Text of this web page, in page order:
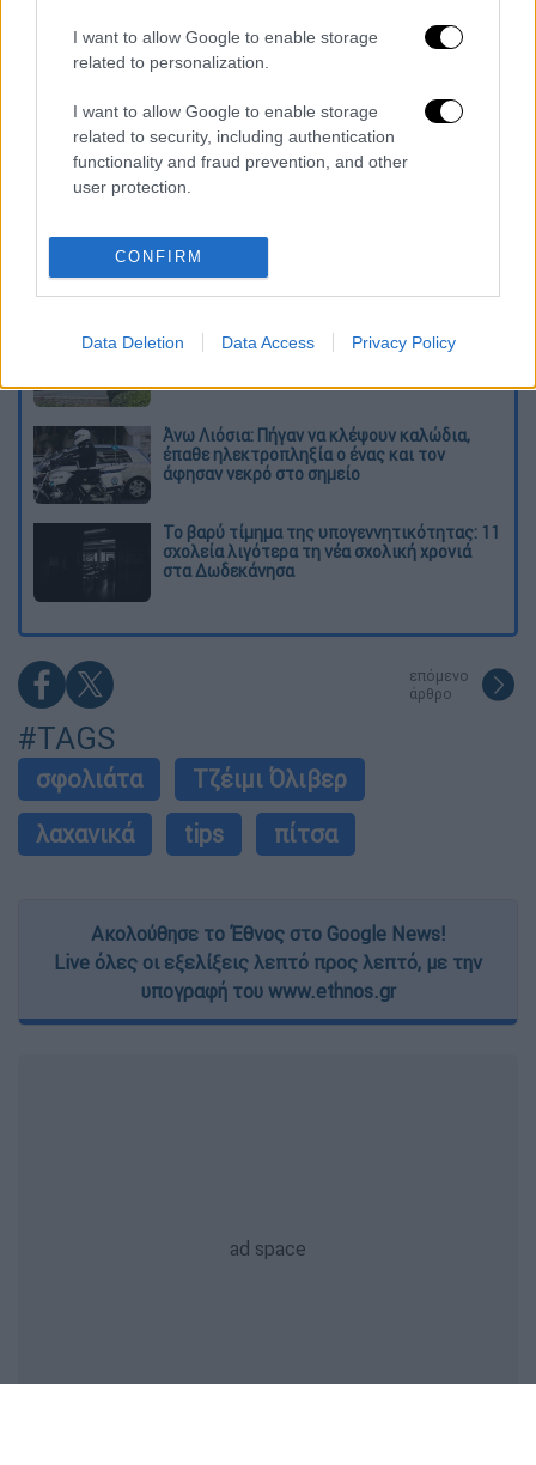
I want to allow Google to enable storage
related to personalization.
I want to allow Google to enable storage
related to security, including authentication
functionality and fraud prevention, and other
user protection.
CONFIRM
Data Deletion Data Access Privacy Policy
καυτά λαχανικά, ρίχνει φρέσκια μοτσαρέλα
χονδροκομμένη. Στο τέλος πασπαλίζει με
φρεσκοκομμένο βασιλικό και λίγο κρεμώδες
μπαλσάμικο.
Διαβάστε ακόμη
Τα «γεράκια» της Ψάθας: Έσωσαν από τη
μεγάλη φωτιά τη γειτονιά που κάποτε τους
έδιωχνε
«Κλειδί» η ιατροδικαστική για τον 90χρονο
που έκρυβε ο γιος του στον καταψύκτη -
Άνω Λιόσια: Πήγαν να κλέψουν καλώδια,
έπαθε ηλεκτροπληξία ο ένας και τον
άφησαν νεκρό στο σημείο
Το βαρύ τίμημα της υπογεννητικότητας: 11
σχολεία λιγότερα τη νέα σχολική χρονιά
στα Δωδεκάνησα
επόμενο
άρθρο
#TAGS
σφολιάτα
Τζέιμι Όλιβερ
λαχανικά
tips πίτσα
Ακολούθησε το Έθνος στο Google News!
Live όλες οι εξελίξεις λεπτό προς λεπτό, με την
υπογραφή του www.ethnos.gr